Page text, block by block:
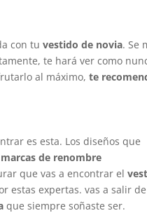
con tuvestido de novia. Se
te hará ver como
al máximo,te
es esta. Los diseños que
marcas de renombre
que vas a encontrar el
estas expertas. vas a salir
que siempre soñaste ser.